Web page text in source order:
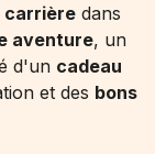
carrière dans
aventure, un
d'un cadeau
et des bons